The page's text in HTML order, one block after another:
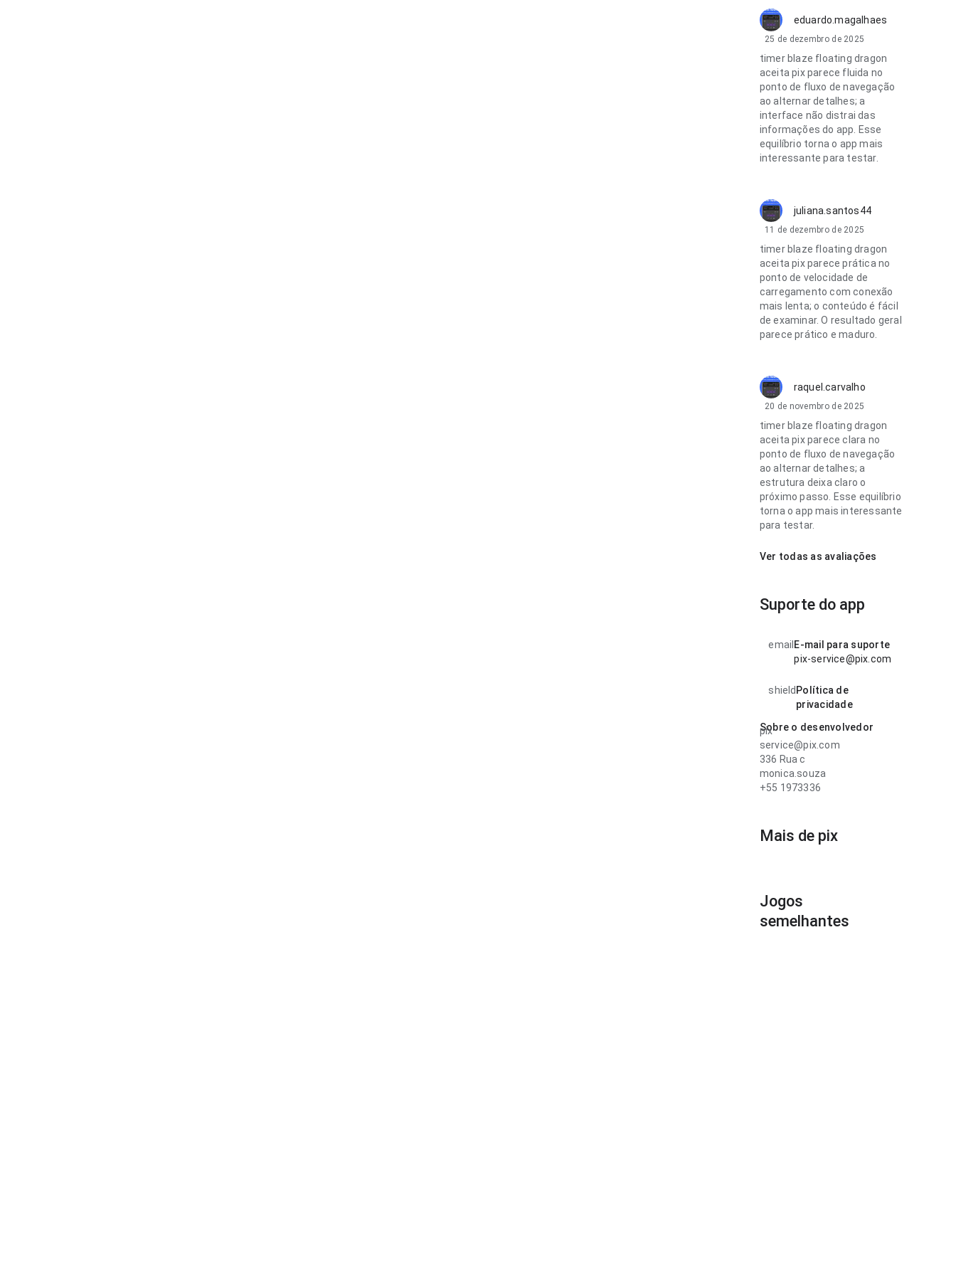
eduardo.magalhaes
25 de dezembro de 2025
timer blaze floating dragon
aceita pix parece fluida no
ponto de fluxo de navegação
ao alternar detalhes; a
interface não distrai das
informações do app. Esse
equilíbrio torna o app mais
interessante para testar.
juliana.santos44
11 de dezembro de 2025
timer blaze floating dragon
aceita pix parece prática no
ponto de velocidade de
carregamento com conexão
mais lenta; o conteúdo é fácil
de examinar. O resultado geral
parece prático e maduro.
raquel.carvalho
20 de novembro de 2025
timer blaze floating dragon
aceita pix parece clara no
ponto de fluxo de navegação
ao alternar detalhes; a
estrutura deixa claro o
próximo passo. Esse equilíbrio
torna o app mais interessante
para testar.
Ver todas as avaliações
Suporte do app
email E-mail para suporte
pix-service@pix.com
shield Política de
privacidade
Sobre o desenvolvedor
pix
service@pix.com
336 Rua c
monica.souza
+55 1973336
Mais de pix
Jogos
semelhantes